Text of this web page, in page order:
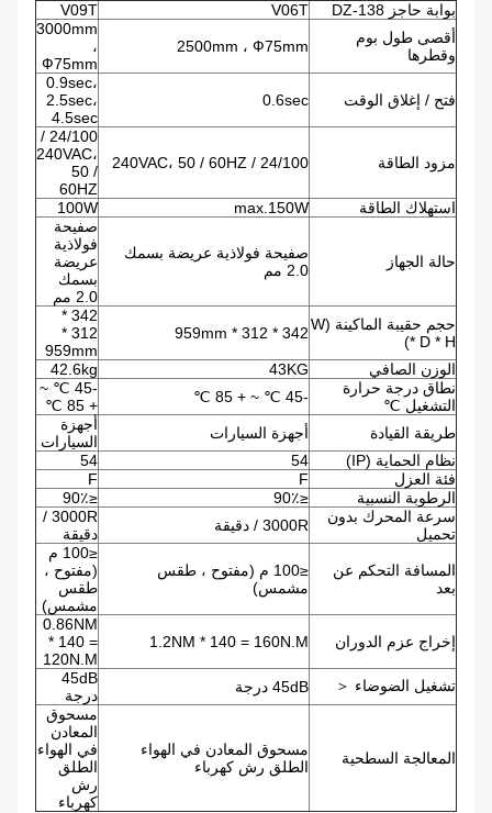
بوابة حاجز DZ-138
V06T
V09T
أقصى طول بوم
وقطرها
2500mm ، Ф75mm
3000mm
،
Ф75mm
فتح / إغلاق الوقت 0.6sec
0.9sec،
2.5sec،
4.5sec
مزود الطاقة 24/100 / 240VAC، 50 / 60HZ
24/100 /
240VAC،
50 /
60HZ
استهلاك الطاقة
max.150W
100W
حالة الجهاز
صفيحة فولاذية عريضة بسمك
2.0 مم
صفيحة
فولاذية
عريضة
بسمك
2.0 مم
حجم حقيبة الماكينة (W
* D * H)
342 * 312 * 959mm
342 *
312 *
959mm
الوزن الصافي
43KG
42.6kg
نطاق درجة حرارة
التشغيل ℃
-45 ℃ ~ + 85 ℃
-45 ℃ ~
+ 85 ℃
طريقة القيادة
أجهزة السيارات
أجهزة
السيارات
نظام الحماية (IP)
54
54
فئة العزل
F
F
الرطوبة النسبية
≤90٪
≤90٪
سرعة المحرك بدون
تحميل
3000R / دقيقة
3000R /
دقيقة
المسافة التحكم عن
بعد
≤100 م (مفتوح ، طقس
مشمس)
≤100 م
(مفتوح ،
طقس
مشمس)
إخراج عزم الدوران 1.2NM * 140 = 160N.M
0.86NM
* 140 =
120N.M
تشغيل الضوضاء ＜
45dB درجة
45dB
درجة
المعالجة السطحية
مسحوق المعادن في الهواء
الطلق رش كهرباء
مسحوق
المعادن
في الهواء
الطلق
رش
كهرباء